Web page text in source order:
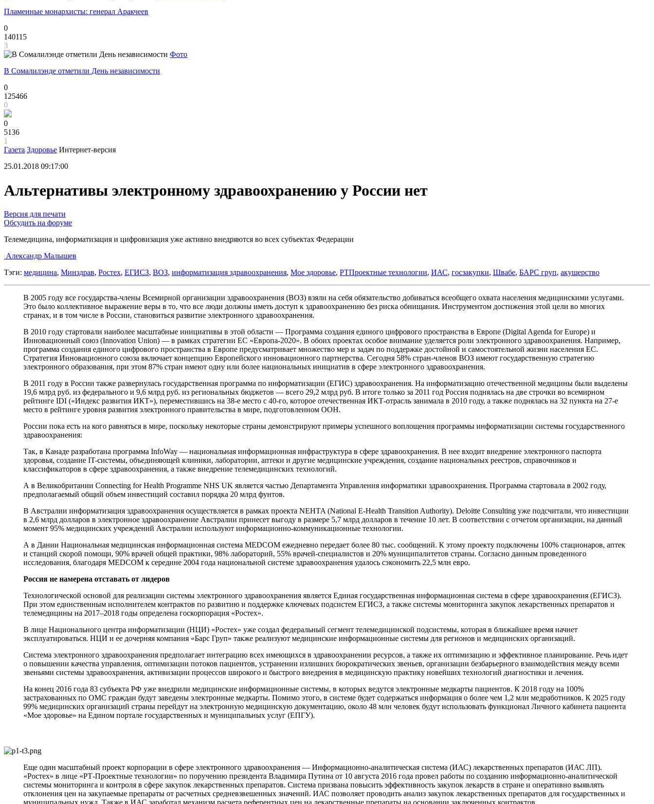
Пламенные монархисты: генерал Аракчеев
0
140115
3
Фото
В Сомалилэнде отметили День независимости
0
125466
0
0
5136
1
Газета Здоровье Интернет-версия
25.01.2018 09:17:00
Альтернативы электронному здравоохранению у России нет
Версия для печати
Обсудить на форуме
Телемедицина, информатизация и цифровизация уже активно внедряются во всех субъектах Федерации
Александр Малышев
Тэги: медицина, Минздрав, Ростех, ЕГИСЗ, ВОЗ, информатизация здравоохранения, Мое здоровье, РТПроектные технологии, ИАС, госзакупки, Швабе, БАРС груп, акушерство
В 2005 году все государства-члены Всемирной организации здравоохранения (ВОЗ) взяли на себя обязательство добиваться всеобщего охвата населения медицинскими услугами.
Это было коллективное выражение веры в то, что все люди должны иметь доступ к здравоохранению без риска обнищания. Инструментом достижения этой цели во многих
странах, и в том числе в России, становиться развитие электронного здравоохранения.
В 2010 году стартовали наиболее масштабные инициативы в этой области — Программа создания единого цифрового пространства в Европе (Digital Agenda for Europe) и
Инновационный союз (Innovation Union) — в рамках стратегии ЕС «Европа-2020». В обоих проектах особое внимание уделяется роли электронного здравоохранения. Например,
программа создания единого цифрового пространства в Европе предусматривает множество мер и задач по поддержке достойной и самостоятельной жизни населения ЕС.
Стратегия Инновационного союза включает концепцию Европейского инновационного партнерства. Сегодня 58% стран-членов ВОЗ имеют государственную стратегию
электронного образования, при этом 87% стран имеют одну или более национальных инициатив в сфере электронного здравоохранения.
В 2011 году в России также развернулась государственная программа по информатизации (ЕГИС) здравоохранения. На информатизацию отечественной медицины были выделены
19,6 млрд руб. из федерального и 9,6 млрд руб. из региональных бюджетов — всего 29,2 млрд руб. В итоге только за 2011 год Россия поднялась на две строчки во всемирном
рейтинге IDI («Индекс развития ИКТ»), переместившись на 38-е место с 40-го, которое отечественная ИКТ-отрасль занимала в 2010 году, а также поднялась на 32 пункта на 27-е
место в рейтинге уровня развития электронного правительства в мире, подготовленном ООН.
России пока есть на кого равняться в мире, поскольку некоторые страны демонстрируют примеры успешного воплощения программы информатизации системы государственного
здравоохранения:
Так, в Канаде разработана программа InfoWay — национальная информационная инфраструктура в сфере здравоохранения. В нее входит внедрение электронного паспорта
здоровья, создание IT-системы, объединяющей клиники, лаборатории, аптеки и другие медицинские учреждения, создание национальных реестров, справочников и
классификаторов в сфере здравоохранения, а также внедрение телемедицинских технологий.
А в Великобритании Connecting for Health Programme NHS UK является частью Департамента Управления информатики здравоохранения. Программа стартовала в 2002 году,
предполагаемый общий объем инвестиций составил порядка 20 млрд фунтов.
В Австралии информатизация здравоохранения осуществляется в рамках проекта NEHTA (National E-Health Transition Authority). Deloitte Consulting уже подсчитали, что инвестиции
в 2,6 млрд долларов в электронное здравоохранение Австралии принесет выгоду в размере 5,7 млрд долларов в течение 10 лет. В соответствии с отчетом организации, на данный
момент 95% медицинских учреждений Австралии используют информационно-коммуникационные технологии.
А в Дании Национальная медицинская информационная система MEDCOM ежедневно передает более 80 тыс. сообщений. К этому проекту подключены 100% стационаров, аптек
и станций скорой помощи, 90% врачей общей практики, 98% лабораторий, 55% врачей-специалистов и 20% муниципалитетов страны. Согласно данным проведенного
исследования, благодаря MEDCOM к середине 2004 года национальной системе здравоохранения удалось сэкономить 22,5 млн евро.
Россия не намерена отставать от лидеров
Технологической основой для реализации системы электронного здравоохранения является Единая государственная информационная система в сфере здравоохранения (ЕГИСЗ).
При этом единственным исполнителем контрактов по развитию и поддержке ключевых подсистем ЕГИСЗ, а также системы мониторинга закупок лекарственных препаратов и
телемедицины на 2017–2018 годы определена госкорпорация «Ростех».
В лице Национального центра информатизации (НЦИ) «Ростех» уже создал федеральный сегмент телемедицинской подсистемы, которая в ближайшее время начнет
эксплуатироваться. НЦИ и ее дочерняя компания «Барс Груп» также реализуют медицинские информационные системы для регионов и медицинских организаций.
Система электронного здравоохранения предполагает интеграцию всех имеющихся в здравоохранении ресурсов, а также их оптимизацию и эффективное планирование. Речь идет
о повышении качества управления, оптимизации потоков пациентов, устранении излишних бюрократических звеньев, организации безбарьерного взаимодействия между всеми
звеньями системы здравоохранения, активизации процессов широкого и быстрого внедрения в медицинскую практику новейших технологий диагностики и лечения.
На конец 2016 года 83 субъекта РФ уже внедрили медицинские информационные системы, в которых ведутся электронные медкарты пациентов. К 2018 году на 100%
застрахованных по ОМС граждан будут заведены электронные медкарты. Помимо этого, в системе будет содержаться информация о более чем 1,2 млн медработников. К 2025 году
99% медицинских организаций страны перейдут на электронную медицинскую документацию, около 48 млн человек будут использовать функционал Личного кабинета пациента
«Мое здоровье» на Едином портале государственных и муниципальных услуг (ЕПГУ).
Еще один масштабный проект корпорации в сфере электронного здравоохранения — Информационно-аналитическая система (ИАС) лекарственных препаратов (ИАС ЛП).
«Ростех» в лице «РТ-Проектные технологии» по поручению президента Владимира Путина от 10 августа 2016 года провел работы по созданию информационно-аналитической
системы мониторинга и контроля в сфере закупок лекарственных препаратов. Система призвана повысить эффективность закупок лекарств в стране и оперативно выявлять
отклонения цен на закупаемые препараты от расчетных средневзвешенных значений. ИАС позволяет проводить анализ закупок лекарственных препаратов для государственных и